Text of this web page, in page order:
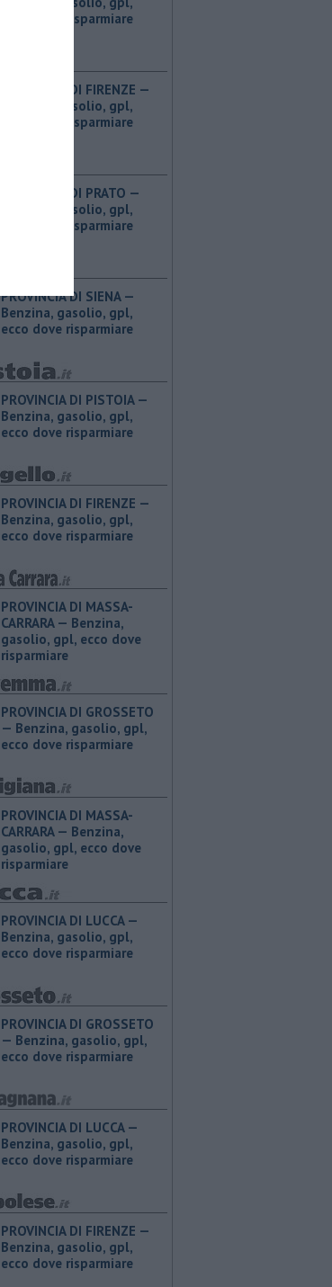
ecco dove risparmiare
PROVINCIA DI FIRENZE — ​
Benzina, gasolio, gpl,
ecco dove risparmiare
PROVINCIA DI PRATO — ​
Benzina, gasolio, gpl,
ecco dove risparmiare
PROVINCIA DI SIENA — ​
Benzina, gasolio, gpl,
ecco dove risparmiare
PROVINCIA DI PISTOIA — ​
Benzina, gasolio, gpl,
ecco dove risparmiare
PROVINCIA DI FIRENZE — ​
Benzina, gasolio, gpl,
ecco dove risparmiare
PROVINCIA DI MASSA-
CARRARA — ​Benzina,
gasolio, gpl, ecco dove
risparmiare
PROVINCIA DI GROSSETO
— ​Benzina, gasolio, gpl,
ecco dove risparmiare
PROVINCIA DI MASSA-
CARRARA — ​Benzina,
gasolio, gpl, ecco dove
risparmiare
PROVINCIA DI LUCCA — ​
Benzina, gasolio, gpl,
ecco dove risparmiare
PROVINCIA DI GROSSETO
— ​Benzina, gasolio, gpl,
ecco dove risparmiare
PROVINCIA DI LUCCA — ​
Benzina, gasolio, gpl,
ecco dove risparmiare
PROVINCIA DI FIRENZE — ​
Benzina, gasolio, gpl,
ecco dove risparmiare